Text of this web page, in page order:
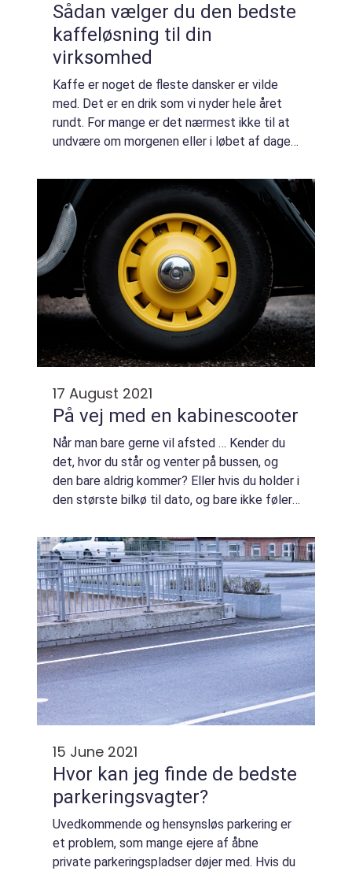
Sådan vælger du den bedste
kaffeløsning til din
virksomhed
Kaffe er noget de fleste dansker er vilde
med. Det er en drik som vi nyder hele året
rundt. For mange er det nærmest ikke til at
undvære om morgenen eller i løbet af dagen.
all...
17 August 2021
På vej med en kabinescooter
Når man bare gerne vil afsted … Kender du
det, hvor du står og venter på bussen, og
den bare aldrig kommer? Eller hvis du holder i
den største bilkø til dato, og bare ikke føler,
15 June 2021
Hvor kan jeg finde de bedste
parkeringsvagter?
Uvedkommende og hensynsløs parkering er
et problem, som mange ejere af åbne
private parkeringspladser døjer med. Hvis du